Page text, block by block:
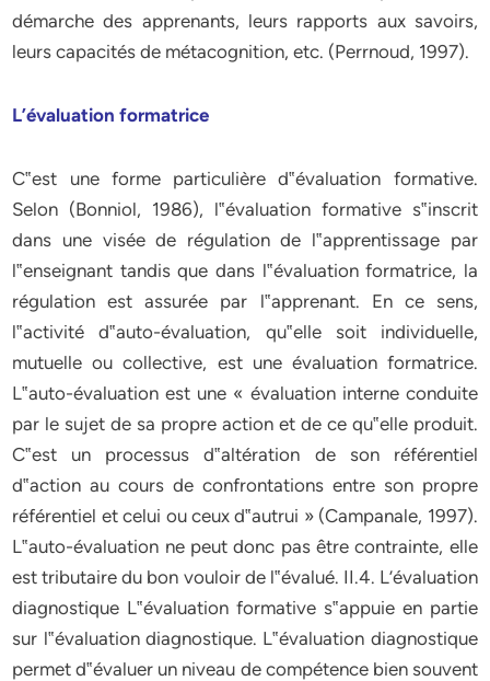
démarche des apprenants, leurs rapports aux savoirs,
leurs capacités de métacognition, etc. (Perrnoud, 1997).
L’évaluation formatrice
C‟est une forme particulière d‟évaluation formative.
Selon (Bonniol, 1986), l‟évaluation formative s‟inscrit
dans une visée de régulation de l‟apprentissage par
l‟enseignant tandis que dans l‟évaluation formatrice, la
régulation est assurée par l‟apprenant. En ce sens,
l‟activité d‟auto-évaluation, qu‟elle soit individuelle,
mutuelle ou collective, est une évaluation formatrice.
L‟auto-évaluation est une « évaluation interne conduite
par le sujet de sa propre action et de ce qu‟elle produit.
C‟est un processus d‟altération de son référentiel
d‟action au cours de confrontations entre son propre
référentiel et celui ou ceux d‟autrui » (Campanale, 1997).
L‟auto-évaluation ne peut donc pas être contrainte, elle
est tributaire du bon vouloir de l‟évalué. II.4. L’évaluation
diagnostique L‟évaluation formative s‟appuie en partie
sur l‟évaluation diagnostique. L‟évaluation diagnostique
permet d‟évaluer un niveau de compétence bien souvent